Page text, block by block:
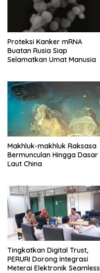
Proteksi Kanker mRNA
Buatan Rusia Siap
Selamatkan Umat Manusia
Makhluk-makhluk Raksasa
Bermunculan Hingga Dasar
Laut China
Tingkatkan Digital Trust,
PERURI Dorong Integrasi
Meterai Elektronik Seamless